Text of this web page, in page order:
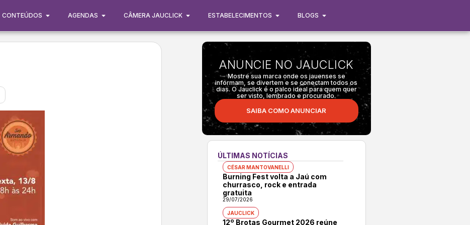
CONTEÚDOS AGENDAS CÂMERA JAUCLICK ESTABELECIMENTOS BLOGS
ANUNCIE NO JAUCLICK
Mostre sua marca onde os jauenses se
informam, se divertem e se conectam todos os
dias. O Jauclick é o palco ideal para quem quer
ser visto, lembrado e procurado.
SAIBA COMO ANUNCIAR
ÚLTIMAS NOTÍCIAS
CÉSAR MANTOVANELLI
Burning Fest volta a Jaú com
churrasco, rock e entrada
gratuita
29/07/2026
JAUCLICK
12º Brotas Gourmet 2026 reúne